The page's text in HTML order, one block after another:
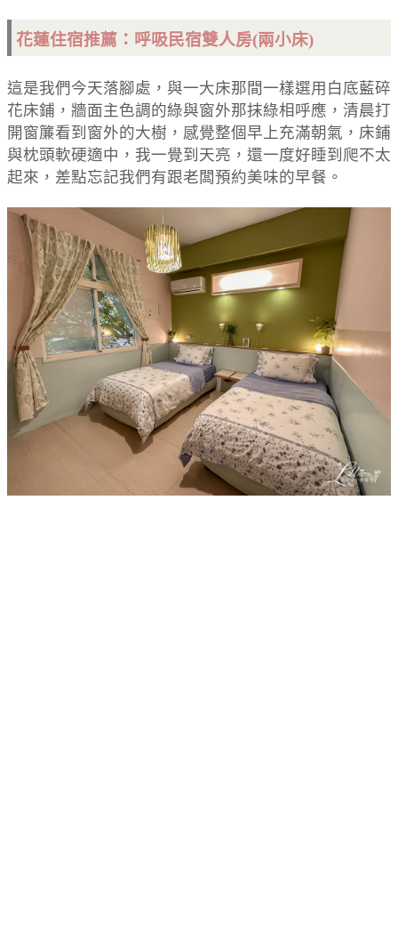
花蓮住宿推薦：呼吸民宿雙人房(兩小床)
這是我們今天落腳處，與一大床那間一樣選用白底藍碎
花床鋪，牆面主色調的綠與窗外那抹綠相呼應，清晨打
開窗簾看到窗外的大樹，感覺整個早上充滿朝氣，床鋪
與枕頭軟硬適中，我一覺到天亮，還一度好睡到爬不太
起來，差點忘記我們有跟老闆預約美味的早餐。